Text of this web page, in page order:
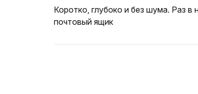
Коротко, глубоко и без шума. Раз
почтовый ящик